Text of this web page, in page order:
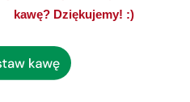
kawę? Dziękujemy! :)